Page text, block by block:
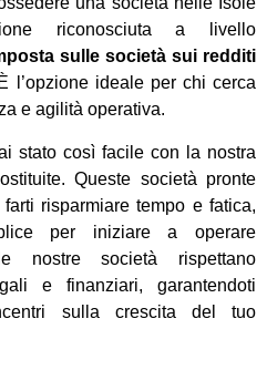
riconosciuta a livello
sulle società sui redditi
l’opzione ideale per chi cerca
e agilità operativa.
stato così facile con la nostra
Queste società pronte
risparmiare tempo e fatica,
per iniziare a operare
nostre società rispettano
e finanziari, garantendoti
sulla crescita del tuo